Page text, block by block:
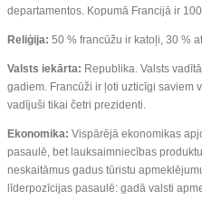
departamentos. Kopumā Francijā ir
Reliģija: 50 % francūžu ir katoļi, 30 %
Valsts iekārta: Republika. Valsts
gadiem. Francūži ir ļoti uzticīgi saviem
vadījuši tikai četri prezidenti.
Ekonomika: Vispārējā ekonomikas
pasaulē, bet lauksaimniecības
neskaitāmus gadus tūristu
līderpozīcijas pasaulē: gadā valsti